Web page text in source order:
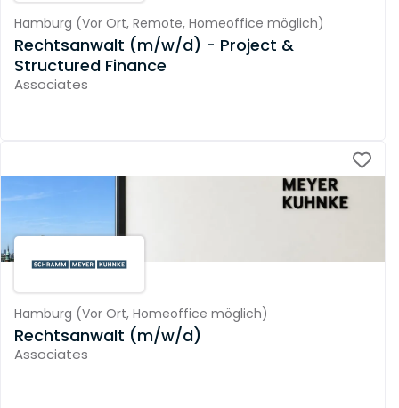
Hamburg (Vor Ort, Remote, Homeoffice möglich)
Rechtsanwalt (m/w/d) - Project &
Structured Finance
Associates
Hamburg (Vor Ort, Homeoffice möglich)
Rechtsanwalt (m/w/d)
Associates